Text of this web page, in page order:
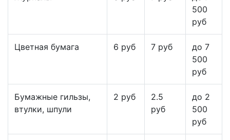
500
руб
Цветная бумага 6 руб 7 руб
до 7
500
руб
Бумажные гильзы,
втулки, шпули
2 руб
2.5
руб
до 2
500
руб